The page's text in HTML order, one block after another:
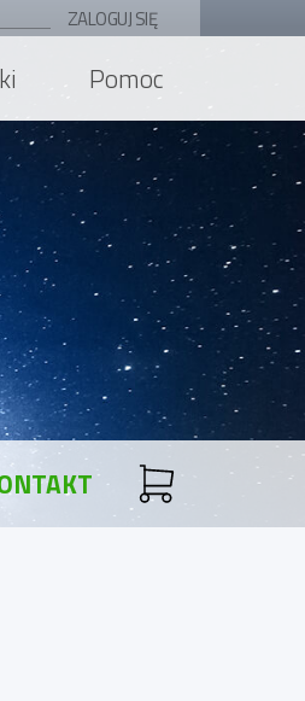
ZALOGUJ SIĘ
Pomoc